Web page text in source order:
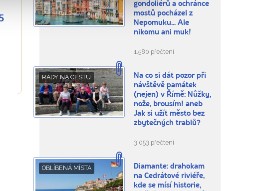
gondoliérů a ochránce
mostů pocházel z
Nepomuku... Ale
nikomu ani muk!
1.580 přečtení
RADY NA CESTU
Na co si dát pozor při
návštěvě památek
(nejen) v Římě: Nůžky,
nože, brousím! aneb
Jak si užít město bez
zbytečných trablů?
3.053 přečtení
OBLÍBENÁ MÍSTA
Diamante: drahokam
na Cedrátové riviéře,
kde se mísí historie,